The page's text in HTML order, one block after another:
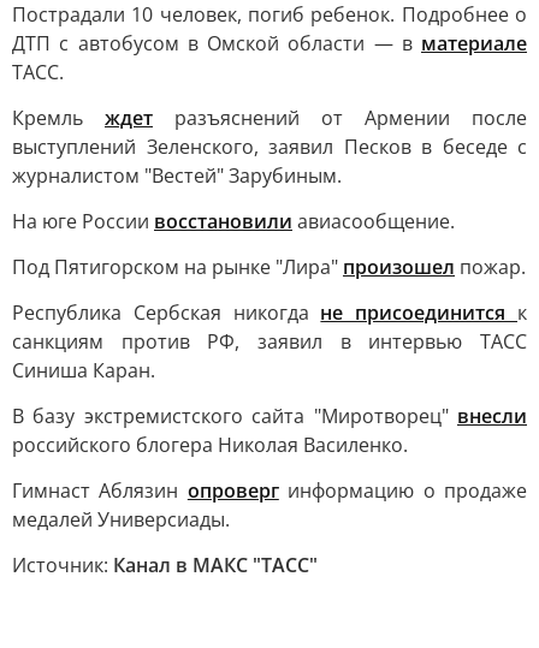
Пострадали 10 человек, погиб ребенок. Подробнее о
ДТП с автобусом в Омской области — в материале
ТАСС.
Кремль ждет разъяснений от Армении после
выступлений Зеленского, заявил Песков в беседе с
журналистом "Вестей" Зарубиным.
На юге России восстановили авиасообщение.
Под Пятигорском на рынке "Лира" произошел пожар.
Республика Сербская никогда не присоединится к
санкциям против РФ, заявил в интервью ТАСС
Синиша Каран.
В базу экстремистского сайта "Миротворец" внесли
российского блогера Николая Василенко.
Гимнаст Аблязин опровергинформацию о продаже
медалей Универсиады.
Источник: Канал в МАКС "ТАСС"